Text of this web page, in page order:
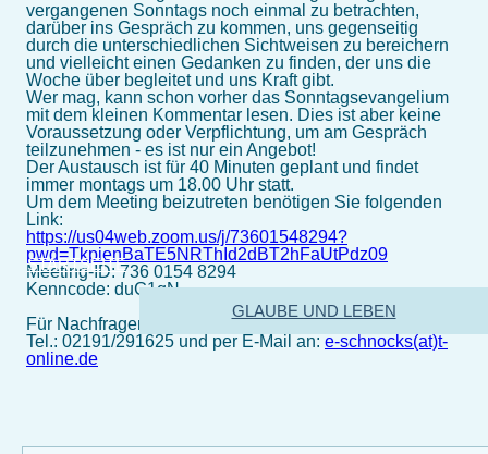
STARTSEITE
GLAUBE UND LEBEN
vergangenen Sonntags noch einmal zu betrachten,
darüber ins Gespräch zu kommen, uns gegenseitig
durch die unterschiedlichen Sichtweisen zu bereichern
und vielleicht einen Gedanken zu finden, der uns die
Woche über begleitet und uns Kraft gibt.
Wer mag, kann schon vorher das Sonntagsevangelium
mit dem kleinen Kommentar lesen. Dies ist aber keine
Voraussetzung oder Verpflichtung, um am Gespräch
teilzunehmen - es ist nur ein Angebot!
Der Austausch ist für 40 Minuten geplant und findet
immer montags um 18.00 Uhr statt.
Um dem Meeting beizutreten benötigen Sie folgenden
Link:
https://us04web.zoom.us/j/73601548294?
pwd=TkpienBaTE5NRThId2dBT2hFaUtPdz09
Meeting-ID: 736 0154 8294
Kenncode: duG1qN
Für Nachfragen stehe ich Ihnen gerne zur Verfügung:
Tel.: 02191/291625 und per E-Mail an: e-schnocks(at)t-
online.de